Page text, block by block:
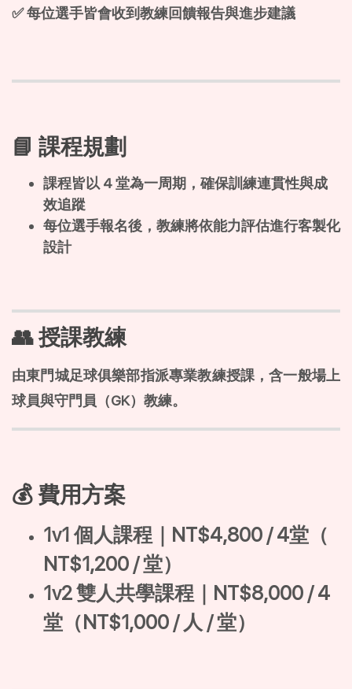
✅ 每位選手皆會收到教練回饋報告與進步建議
📘 課程規劃
課程皆以 4 堂為一周期，確保訓練連貫性與成
效追蹤
每位選手報名後，教練將依能力評估進行客製化
設計
👥 授課教練
由東門城足球俱樂部指派專業教練授課，含一般場上
球員與守門員（GK）教練。
💰 費用方案
1v1 個人課程｜NT$4,800 / 4堂（
NT$1,200 / 堂）
1v2 雙人共學課程｜NT$8,000 / 4
堂（NT$1,000 / 人 / 堂）